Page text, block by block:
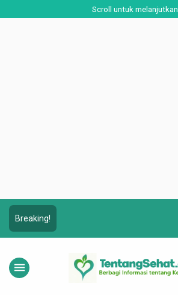
Scroll untuk melanjutkan
Breaking!
menu